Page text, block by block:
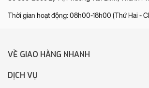
Thời gian hoạt động: 08h00-18h00 (Thứ Hai -
VỀ GIAO HÀNG NHANH
DỊCH VỤ